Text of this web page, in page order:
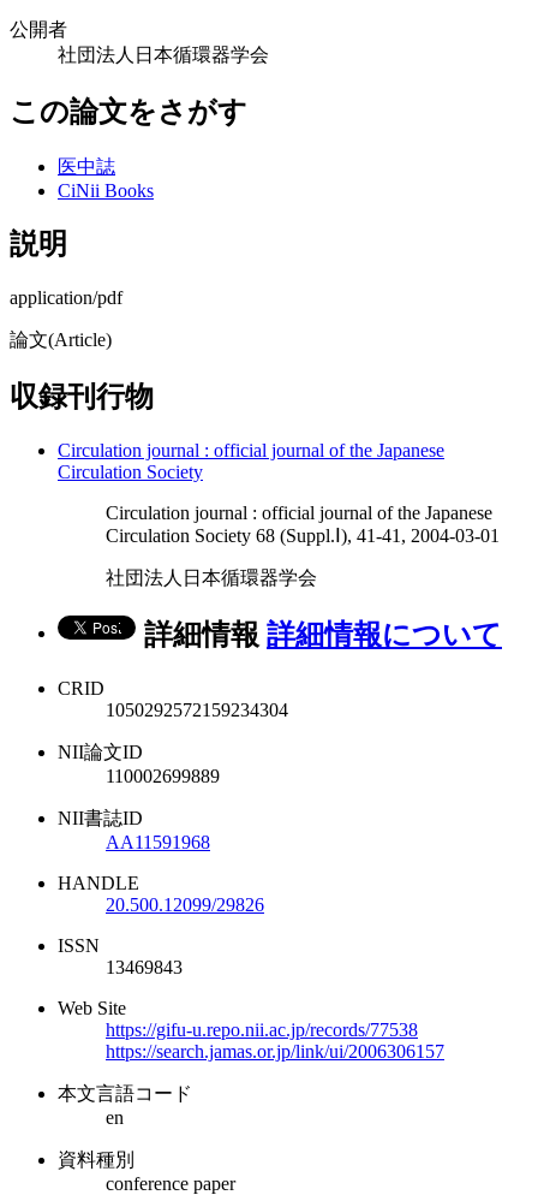
公開者
社団法人日本循環器学会
この論文をさがす
医中誌
CiNii Books
説明
application/pdf
論文(Article)
収録刊行物
Circulation journal : official journal of the Japanese
Circulation Society
Circulation journal : official journal of the Japanese
Circulation Society 68 (Suppl.Ⅰ), 41-41, 2004-03-01
社団法人日本循環器学会
詳細情報 詳細情報について
CRID
1050292572159234304
NII論文ID
110002699889
NII書誌ID
AA11591968
HANDLE
20.500.12099/29826
ISSN
13469843
Web Site
https://gifu-u.repo.nii.ac.jp/records/77538
https://search.jamas.or.jp/link/ui/2006306157
本文言語コード
en
資料種別
conference paper